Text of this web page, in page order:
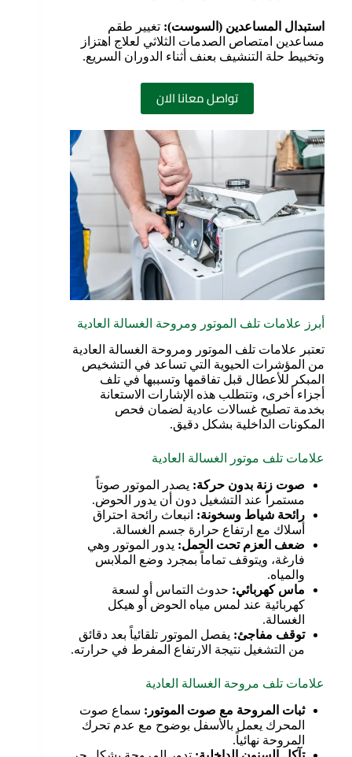
استبدال المساعدين (السوست): تغيير طقم
مساعدين امتصاص الصدمات الثلاثي لعلاج اهتزاز
وتخبيط حلة التنشيف بعنف أثناء الدوران السريع.
تواصل معانا الان
أبرز علامات تلف الموتور ومروحة الغسالة العادية
تعتبر علامات تلف الموتور ومروحة الغسالة العادية
من المؤشرات الحيوية التي تساعد في التشخيص
المبكر للأعطال قبل تفاقمها وتسببها في تلف
أجزاء أخرى، وتتطلب هذه الإشارات الاستعانة
بخدمة تصليح غسالات عادية لضمان فحص
المكونات الداخلية بشكل دقيق.
علامات تلف موتور الغسالة العادية
صوت زنة بدون حركة: يصدر الموتور صوتاً
مستمراً عند التشغيل دون أن يدور الحوض.
رائحة شياط وسخونة: انبعاث رائحة احتراق
أسلاك مع ارتفاع حرارة جسم الغسالة.
ضعف العزم تحت الحمل: يدور الموتور وهي
فارغة، ويتوقف تماماً بمجرد وضع الملابس
والمياه.
ماس كهربائي: حدوث التماس أو لسعة
كهربائية عند لمس مياه الحوض أو هيكل
الغسالة.
توقف مفاجئ: يفصل الموتور تلقائياً بعد دقائق
من التشغيل نتيجة الارتفاع المفرط في حرارته.
علامات تلف مروحة الغسالة العادية
ثبات المروحة مع صوت الموتور : سماع صوت
المحرك يعمل بالأسفل بوضوح مع عدم تحرك
المروحة نهائياً.